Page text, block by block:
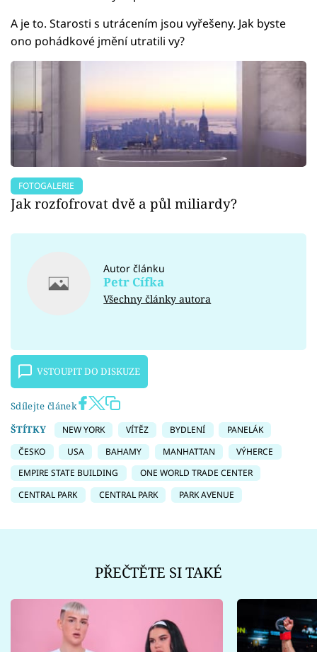
A je to. Starosti s utrácením jsou vyřešeny. Jak byste
ono pohádkové jmění utratili vy?
FOTOGALERIE
Jak rozfofrovat dvě a půl miliardy?
Autor článku
Petr Cífka
Všechny články autora
VSTOUPIT DO DISKUZE
Sdílejte článek
ŠTÍTKY
NEW YORK VÍTĚZ BYDLENÍ
PANELÁK
ČESKO
USA BAHAMY MANHATTAN
VÝHERCE
EMPIRE STATE BUILDING
ONE WORLD TRADE CENTER
CENTRAL PARK
CENTRAL PARK PARK AVENUE
PŘEČTĚTE SI TAKÉ